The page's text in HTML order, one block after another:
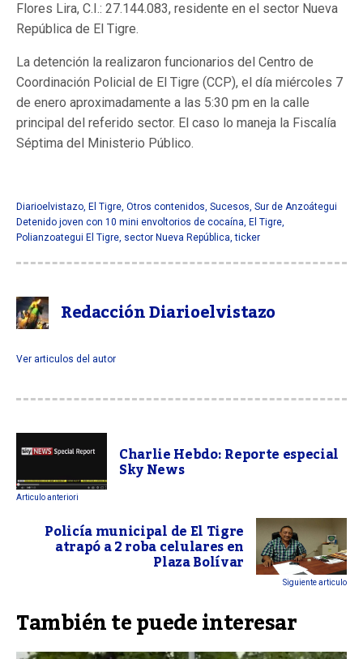
Flores Lira, C.I.: 27.144.083, residente en el sector Nueva
República de El Tigre.
La detención la realizaron funcionarios del Centro de
Coordinación Policial de El Tigre (CCP), el día miércoles 7
de enero aproximadamente a las 5:30 pm en la calle
principal del referido sector. El caso lo maneja la Fiscalía
Séptima del Ministerio Público.
Diarioelvistazo, El Tigre, Otros contenidos, Sucesos, Sur de Anzoátegui
Detenido joven con 10 mini envoltorios de cocaína, El Tigre,
Polianzoategui El Tigre, sector Nueva República,ticker
Redacción Diarioelvistazo
Ver articulos del autor
Charlie Hebdo: Reporte especial
Sky News
Articulo anteriori
Policía municipal de El Tigre
atrapó a 2 roba celulares en
Plaza Bolívar
Siguiente articulo
También te puede interesar